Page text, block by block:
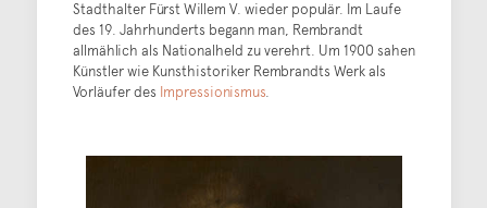
Stadthalter Fürst Willem V. wieder populär. Im Laufe
des 19. Jahrhunderts begann man, Rembrandt
allmählich als Nationalheld zu verehrt. Um 1900 sahen
Künstler wie Kunsthistoriker Rembrandts Werk als
Vorläufer des Impressionismus.